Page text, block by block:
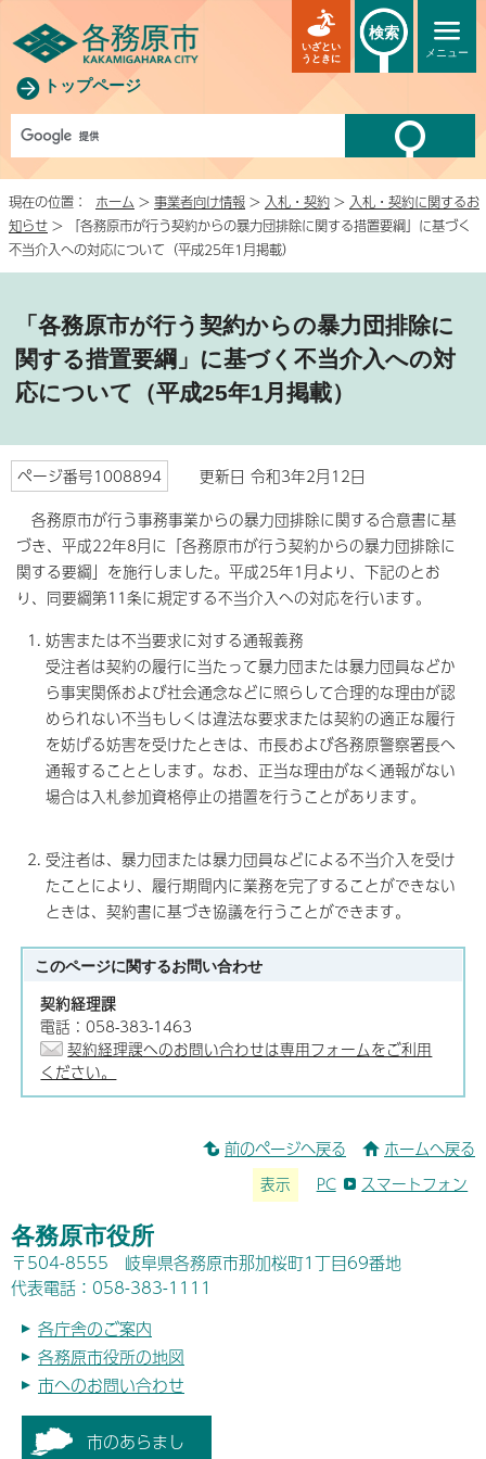
トップページ
メニュー
いざとい
うときに
検索
現在の位置： ホーム > 事業者向け情報 > 入札・契約 > 入札・契約に関するお
知らせ > 「各務原市が行う契約からの暴力団排除に関する措置要綱」に基づく
不当介入への対応について（平成25年1月掲載）
「各務原市が行う契約からの暴力団排除に
関する措置要綱」に基づく不当介入への対
応について（平成25年1月掲載）
ページ番号1008894
更新日 令和3年2月12日
各務原市が行う事務事業からの暴力団排除に関する合意書に基
づき、平成22年8月に「各務原市が行う契約からの暴力団排除に
関する要綱」を施行しました。平成25年1月より、下記のとお
り、同要綱第11条に規定する不当介入への対応を行います。
妨害または不当要求に対する通報義務
受注者は契約の履行に当たって暴力団または暴力団員などか
ら事実関係および社会通念などに照らして合理的な理由が認
められない不当もしくは違法な要求または契約の適正な履行
を妨げる妨害を受けたときは、市長および各務原警察署長へ
通報することとします。なお、正当な理由がなく通報がない
場合は入札参加資格停止の措置を行うことがあります。
受注者は、暴力団または暴力団員などによる不当介入を受け
たことにより、履行期間内に業務を完了することができない
ときは、契約書に基づき協議を行うことができます。
このページに関するお問い合わせ
契約経理課
電話：058-383-1463
契約経理課へのお問い合わせは専用フォームをご利用
ください。
前のページへ戻る ホームへ戻る
表示 PC スマートフォン
各務原市役所
〒504-8555 岐阜県各務原市那加桜町1丁目69番地
代表電話：058-383-1111
各庁舎のご案内
各務原市役所の地図
市へのお問い合わせ
市のあらまし